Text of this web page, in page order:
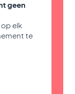
geen
elk
te